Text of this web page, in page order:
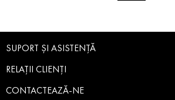
SUPORT ȘI ASISTENȚĂ
RELAȚII CLIENȚI
CONTACTEAZĂ-NE